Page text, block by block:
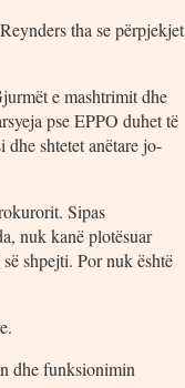
tha se përpjekjet
e mashtrimit dhe
pse EPPO duhet të
dhe shtetet anëtare jo-
Sipas
nuk kanë plotësuar
shpejti. Por nuk është
dhe funksionimin